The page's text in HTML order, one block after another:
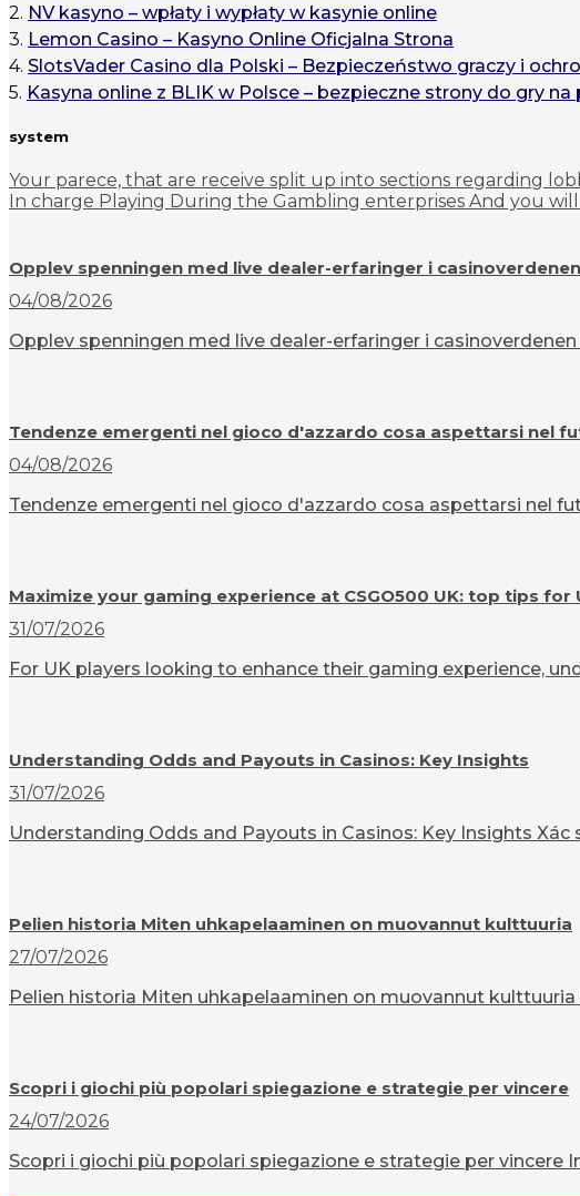
2. NV kasyno – wpłaty i wypłaty w kasynie online
3. Lemon Casino – Kasyno Online Oficjalna Strona
4. SlotsVader Casino dla Polski – Bezpieczeństwo graczy i
5. Kasyna online z BLIK w Polsce – bezpieczne strony do gry na
system
Your parece, that are receive split up into sections regarding
In charge Playing During the Gambling enterprises And you
Opplev spenningen med live dealer-erfaringer i casinoverdenen
04/08/2026
Opplev spenningen med live dealer-erfaringer i
Tendenze emergenti nel gioco d'azzardo cosa aspettarsi nel
04/08/2026
Tendenze emergenti nel gioco d'azzardo cosa aspettarsi nel
Maximize your gaming experience at CSGO500 UK: top tips for
31/07/2026
For UK players looking to enhance their gaming experience,
Understanding Odds and Payouts in Casinos: Key Insights
31/07/2026
Understanding Odds and Payouts in Casinos: Key Insights Xác
Pelien historia Miten uhkapelaaminen on muovannut kulttuuria
27/07/2026
Pelien historia Miten uhkapelaaminen on muovannut
Scopri i giochi più popolari spiegazione e strategie per vincere
24/07/2026
Scopri i giochi più popolari spiegazione e strategie per vincere